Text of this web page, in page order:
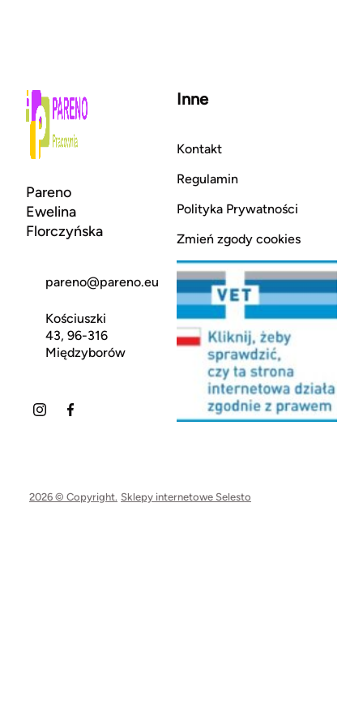
Pareno
Ewelina
Florczyńska
pareno@pareno.eu
Kościuszki
43, 96-316
Międzyborów
Inne
Kontakt
Regulamin
Polityka Prywatności
Zmień zgody cookies
2026 © Copyright. Sklepy internetowe Selesto